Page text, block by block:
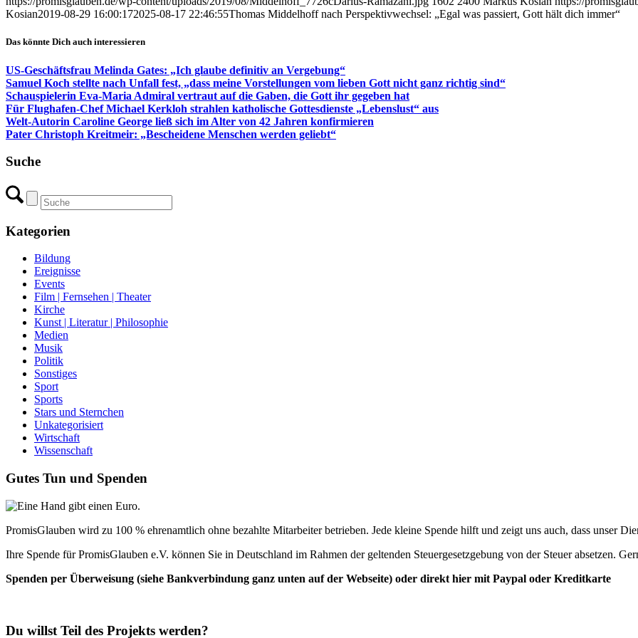
Kosian2019-08-29 16:00:172025-08-17 22:46:55Thomas Middelhoff nach Perspektivwechsel: „Egal was passiert, Gott hält dich immer“
Das könnte Dich auch interessieren
US-Geschäftsfrau Melinda Gates: „Ich glaube definitiv an Vergebung“
Samuel Koch stellte nach Unfall fest, „dass meine Vorstellungen vom lieben Gott nicht ganz richtig sind“
Schauspielerin Eva-Maria Admiral vertraut auf die Gaben, die Gott ihr gegeben hat
Für Flughafen-Chef Michael Kerkloh strahlen katholische Gottesdienste „Lebenslust“ aus
Welt-Autorin Caroline George ließ sich im Alter von 42 Jahren konfirmieren
Pater Christoph Kreitmeir: „Bescheidene Menschen werden geliebt“
Suche
Kategorien
Bildung
Ereignisse
Events
Film | Fernsehen | Theater
Kirche
Kunst | Literatur | Philosophie
Medien
Musik
Politik
Sonstiges
Sport
Sports
Stars und Sternchen
Unkategorisiert
Wirtschaft
Wissenschaft
Gutes Tun und Spenden
PromisGlauben wird zu 100 % ehrenamtlich ohne bezahlte Mitarbeiter betrieben. Jede kleine Spende hilft und zeigt uns auch, dass unser
Ihre Spende für PromisGlauben e.V. können Sie in Deutschland im Rahmen der geltenden Steuergesetzgebung von der Steuer absetzen.
Spenden per Überweisung (siehe Bankverbindung ganz unten auf der Webseite) oder direkt hier mit Paypal oder Kreditkarte
Du willst Teil des Projekts werden?